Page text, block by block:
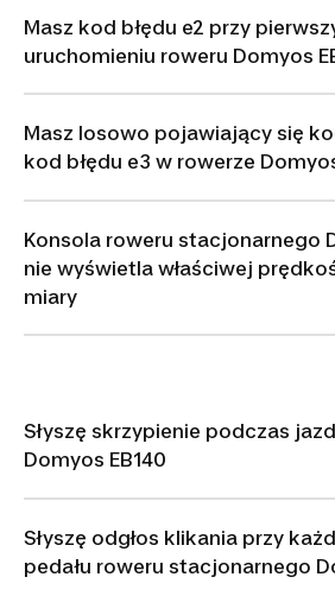
Masz kod błędu e2 przy
uruchomieniu roweru Domyos
Masz losowo pojawiający się
kod błędu e3 w rowerze
Konsola roweru stacjonarnego
nie wyświetla właściwej
miary
Słyszę skrzypienie podczas
Domyos EB140
Słyszę odgłos klikania przy
pedału roweru stacjonarnego